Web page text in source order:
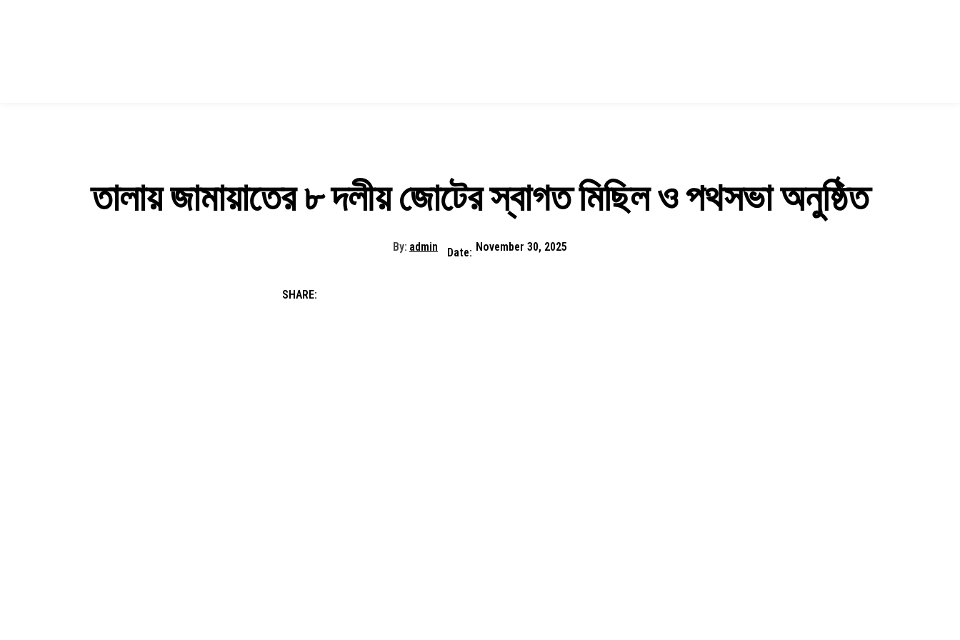
তালায় জামায়াতের ৮ দলীয় জোটের স্বাগত মিছিল ও পথসভা অনুষ্ঠিত
By: admin Date: November 30, 2025
SHARE: